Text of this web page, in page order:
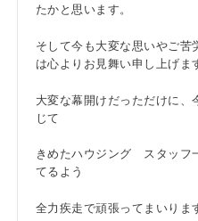
たかと思います。
そして今も大変な思いやご苦
は心よりお見舞い申し上げま
大変な幕開けだっただけに
じて
きめたハウジング スタッフ
てるよう
全力疾走で頑張ってまいりま